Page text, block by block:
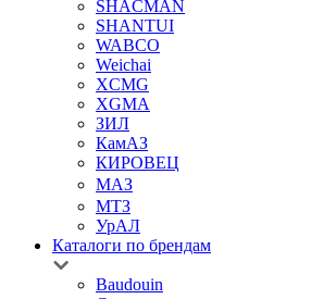
SHACMAN
SHANTUI
WABCO
Weichai
XCMG
XGMA
ЗИЛ
КамАЗ
КИРОВЕЦ
МАЗ
МТЗ
УрАЛ
Каталоги по брендам
Baudouin